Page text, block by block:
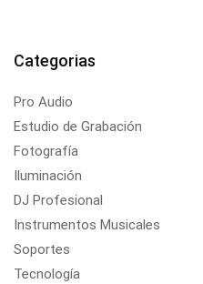
Categorias
Pro Audio
Estudio de Grabación
Fotografía
Iluminación
DJ Profesional
Instrumentos Musicales
Soportes
Tecnología